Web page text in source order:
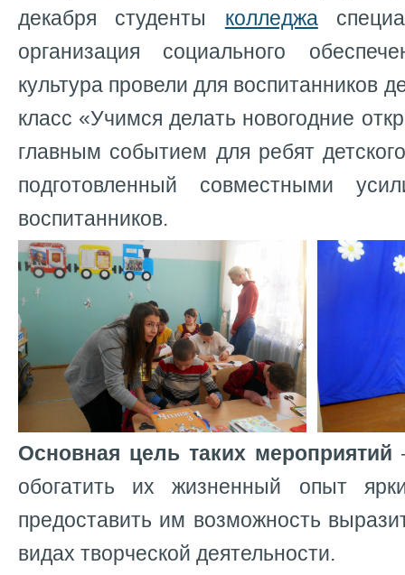
декабря студенты колледжа
организация социального
культура провели для воспитанников
класс «Учимся делать новогодние
главным событием для ребят
подготовленный совместными
воспитанников.
Основная цель таких мероприятий
обогатить их жизненный опыт
предоставить им возможность
видах творческой деятельности.